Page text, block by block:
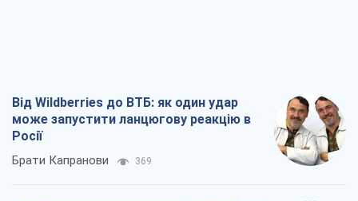
Від Wildberries до ВТБ: як один удар
може запустити ланцюгову реакцію в
Росії
Брати Капранови 369